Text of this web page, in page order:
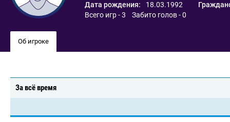
Дата рождения: 18.03.1992
Всего игр - 3 Забито голов - 0
Об игроке
За всё время